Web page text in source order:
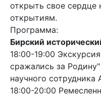
открыть свое сердце
открытиям.
Программа:
Бирский
18:00-19:00
сражались за
научного
18:00-20:00